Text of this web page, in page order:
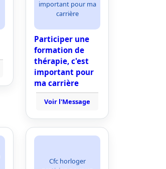
important pour ma
carrière
Participer une
formation de
thérapie, c'est
important pour
ma carrière
Voir l'Message
Cfc horloger